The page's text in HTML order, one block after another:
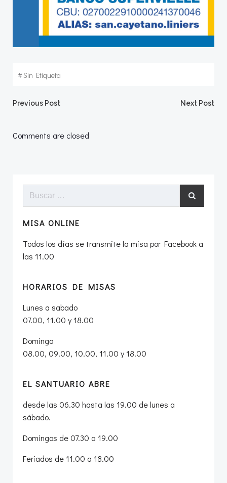
#Sin Etiqueta
Navegación
por
entradas
Previous Post
entradas
Next Post
Comments are closed
Buscar:
MISA ONLINE
Todos los días se transmite la misa por Facebook a
las 11.00
HORARIOS DE MISAS
Lunes a sabado
07.00, 11.00 y 18.00
Domingo
08.00, 09.00, 10.00, 11.00 y 18.00
EL SANTUARIO ABRE
desde las 06.30 hasta las 19.00 de lunes a
sábado.
Domingos de 07.30 a 19.00
Feriados de 11.00 a 18.00